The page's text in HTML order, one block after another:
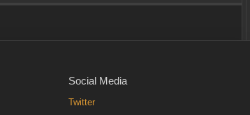
Social Media
Twitter